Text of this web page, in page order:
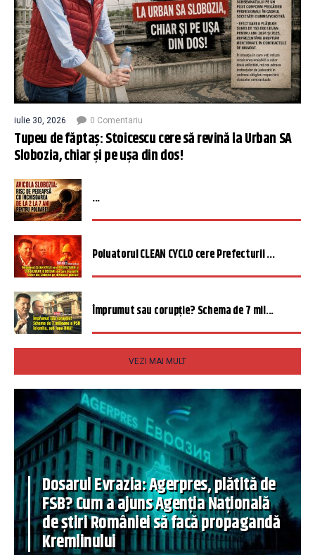
iulie 30, 2026 0 Comentariu
Tupeu de făptaș: Stoicescu cere să revină la Urban SA
Slobozia, chiar și pe ușa din dos!
...
Poluatorul CLEAN CYCLO cere Prefecturii ...
Împrumut sau corupție? Schema de 7 mil...
VEZI MAI MULT
Dosarul Evrazia: Agerpres, plătită de
FSB? Cum a ajuns Agenția Națională
de știri României să facă propagandă
Kremlinului